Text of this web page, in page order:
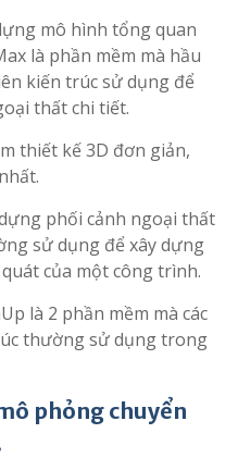
mô hình tổng quan
là phần mềm mà hầu
kiến trúc sử dụng để
thất chi tiết.
thiết kế 3D đơn giản,
phối cảnh ngoại thất
sử dụng để xây dựng
của một công trình.
là 2 phần mềm mà các
thường sử dụng trong
phỏng chuyển